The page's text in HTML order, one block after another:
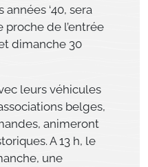
‘40, sera
proche de l’entrée
dimanche 30
leurs véhicules
belges,
animeront
A 13 h, le
une